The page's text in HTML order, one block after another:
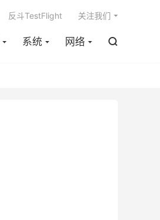
系统 网络 
反斗TestFlight 关注我们